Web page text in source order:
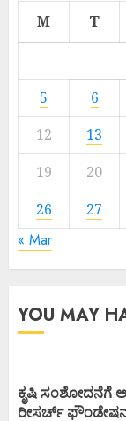
M T
5
6
12
13
19
20
26
27
« Mar
YOU MAY
ಕೃಷಿ ಸಂಶೋದನೆಗೆ
ರೀಸರ್ಚ್